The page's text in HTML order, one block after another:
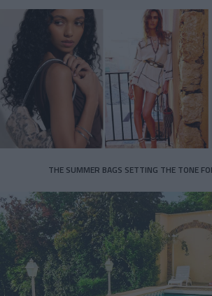
THE SUMMER BAGS SETTING THE TONE